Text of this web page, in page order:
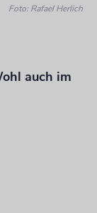
Foto: Rafael Herlich
auch im